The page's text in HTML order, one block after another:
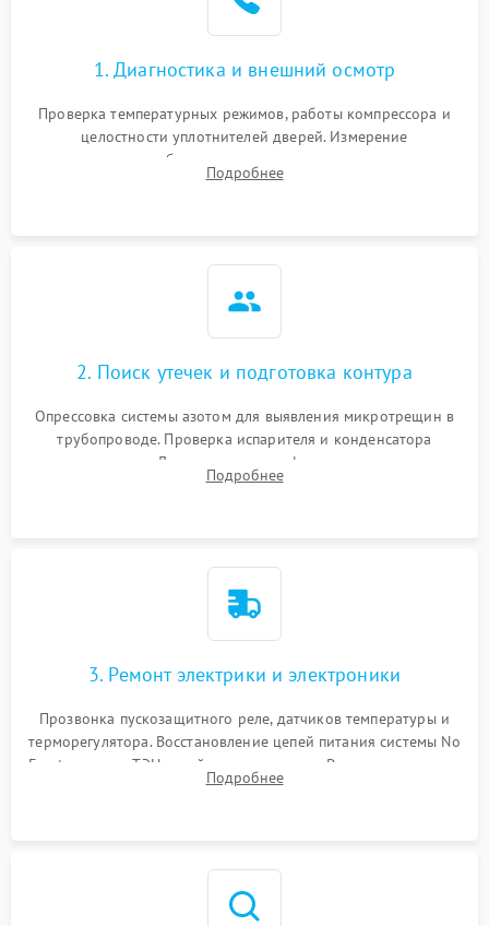
работе
2000 ₽ Подробнее →
1000 ₽
1800 ₽
1. Диагностика и внешний осмотр
Проверка температурных режимов, работы компрессора и
целостности уплотнителей дверей. Измерение
сопротивления обмоток мотора, проверка термостата и
считывание кодов ошибок с электронного дисплея.
Подробнее
2. Поиск утечек и подготовка контура
Опрессовка системы азотом для выявления микротрещин в
трубопроводе. Проверка испарителя и конденсатора
течеискателем. Демонтаж старого фильтра-осушителя и
продувка капиллярной трубки для устранения засоров.
Подробнее
3. Ремонт электрики и электроники
Прозвонка пускозащитного реле, датчиков температуры и
терморегулятора. Восстановление цепей питания системы No
Frost, включая ТЭН оттайки и вентилятор. Ремонт или замена
платы управления при сбоях алгоритмов.
Подробнее